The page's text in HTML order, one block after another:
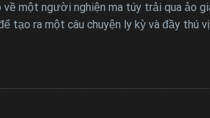
một người nghiện ma túy trải qua ảo
ra một câu chuyện ly kỳ và đầy thú